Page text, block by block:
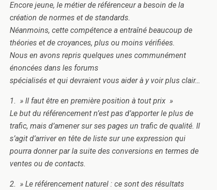
Encore jeune, le métier de référenceur a besoin de la
création de normes et de standards.
Néanmoins, cette compétence a entraîné beaucoup de
théories et de croyances, plus ou moins vérifiées.
Nous en avons repris quelques unes communément
énoncées dans les forums
spécialisés et qui devraient vous aider à y voir plus clair…
1. » Il faut être en première position à tout prix »
Le but du référencement n’est pas d’apporter le plus de
trafic, mais d’amener sur ses pages un trafic de qualité. Il
s’agit d’arriver en tête de liste sur une expression qui
pourra donner par la suite des conversions en termes de
ventes ou de contacts.
2. » Le référencement naturel : ce sont des résultats